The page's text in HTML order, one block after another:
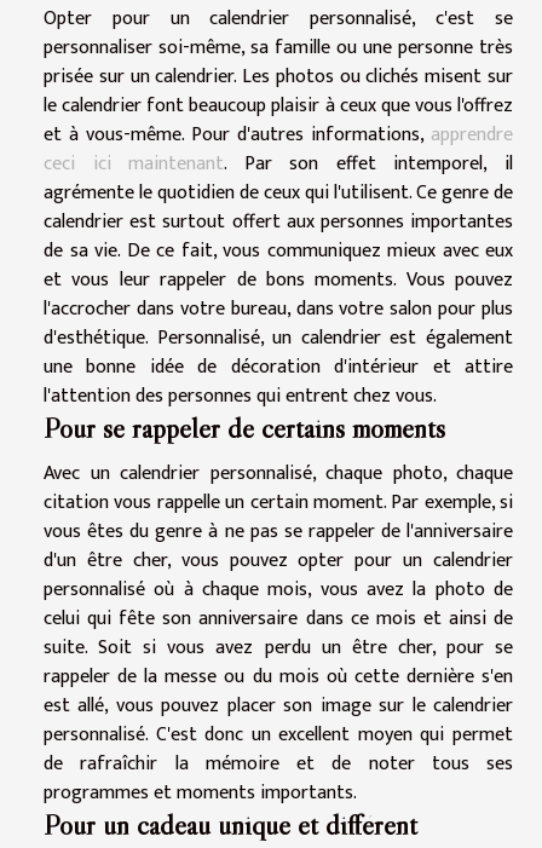
Opter pour un calendrier personnalisé, c'est se
personnaliser soi-même, sa famille ou une personne très
prisée sur un calendrier. Les photos ou clichés misent sur
le calendrier font beaucoup plaisir à ceux que vous l'offrez
et à vous-même. Pour d'autres informations, apprendre
ceci ici maintenant. Par son effet intemporel, il
agrémente le quotidien de ceux qui l'utilisent. Ce genre de
calendrier est surtout offert aux personnes importantes
de sa vie. De ce fait, vous communiquez mieux avec eux
et vous leur rappeler de bons moments. Vous pouvez
l'accrocher dans votre bureau, dans votre salon pour plus
d'esthétique. Personnalisé, un calendrier est également
une bonne idée de décoration d'intérieur et attire
l'attention des personnes qui entrent chez vous.
Pour se rappeler de certains moments
Avec un calendrier personnalisé, chaque photo, chaque
citation vous rappelle un certain moment. Par exemple, si
vous êtes du genre à ne pas se rappeler de l'anniversaire
d'un être cher, vous pouvez opter pour un calendrier
personnalisé où à chaque mois, vous avez la photo de
celui qui fête son anniversaire dans ce mois et ainsi de
suite. Soit si vous avez perdu un être cher, pour se
rappeler de la messe ou du mois où cette dernière s'en
est allé, vous pouvez placer son image sur le calendrier
personnalisé. C'est donc un excellent moyen qui permet
de rafraîchir la mémoire et de noter tous ses
programmes et moments importants.
Pour un cadeau unique et différent